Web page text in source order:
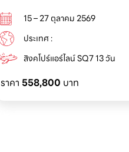
15 – 27 ตุลาคม 2569
ประเทศ :
สิงคโปร์แอร์ไลน์ SQ7 13 วัน
ราคา 558,800 บาท